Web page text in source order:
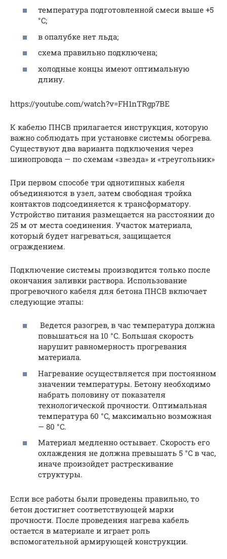
температура подготовленной смеси выше +5
°C;
в опалубке нет льда;
схема правильно подключена;
холодные концы имеют оптимальную
длину.
https://youtube.com/watch?v=FH1nTRgp7BE
К кабелю ПНСВ прилагается инструкция, которую
важно соблюдать при установке системы обогрева.
Существуют два варианта подключения через
шинопровода — по схемам «звезда» и «треугольник»
При первом способе три однотипных кабеля
объединяются в узел, затем свободная тройка
контактов подсоединяется к трансформатору.
Устройство питания размещается на расстоянии до
25 м от места соединения. Участок материала,
который будет нагреваться, защищается
ограждением.
Подключение системы производится только после
окончания заливки раствора. Использование
прогревочного кабеля для бетона ПНСВ включает
следующие этапы:
Ведется разогрев, в час температура должна
повышаться на 10 °C. Большая скорость
нарушит равномерность прогревания
материала.
Нагревание осуществляется при постоянном
значении температуры. Бетону необходимо
набрать половину от показателя
технологической прочности. Оптимальная
температура 60 °C, максимально возможная
— 80 °C.
Материал медленно остывает. Скорость его
охлаждения не должна превышать 5 °C в час,
иначе произойдет растрескивание
структуры.
Если все работы были проведены правильно, то
бетон достигнет соответствующей марки
прочности. После проведения нагрева кабель
остается в материале и играет роль
вспомогательной армирующей конструкции.